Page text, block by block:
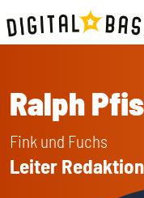
Ralph
Fink und Fuchs
Leiter Redaktion